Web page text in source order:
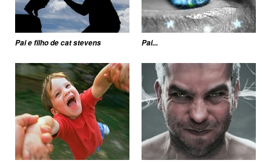
Pai e filho de cat stevens Pai...